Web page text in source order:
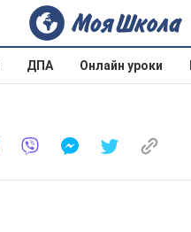
ДПА Онлайн уроки